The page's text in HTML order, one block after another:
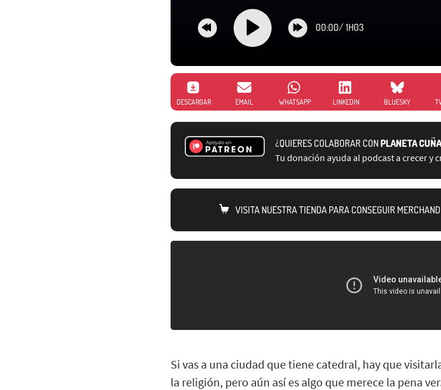
00:00/ 1H03
DESCARGAR EMAIL WHATSAPP LINKEDIN BLUESKY
¿QUIERES COLABORAR CONPLANETA
Tu donación ayuda al podcast a crecer y
VISITA NUESTRA TIENDA PARA CONSEGUIR
Si vas a una ciudad que tiene catedral, hay que
la religión, pero aún así es algo que merece la pena